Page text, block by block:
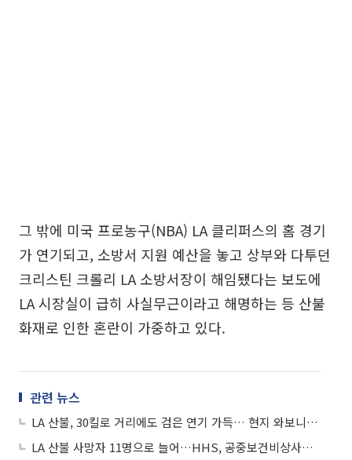
그 밖에 미국 프로농구(NBA) LA 클리퍼스의 홈 경기
가 연기되고, 소방서 지원 예산을 놓고 상부와 다투던
크리스틴 크롤리 LA 소방서장이 해임됐다는 보도에
LA 시장실이 급히 사실무근이라고 해명하는 등 산불
화재로 인한 혼란이 가중하고 있다.
관련 뉴스
LA 산불, 30킬로 거리에도 검은 연기 가득… 현지 와보니 곳곳에 화재 흔적
LA 산불 사망자 11명으로 늘어…HHS, 공중보건비상사태 선포